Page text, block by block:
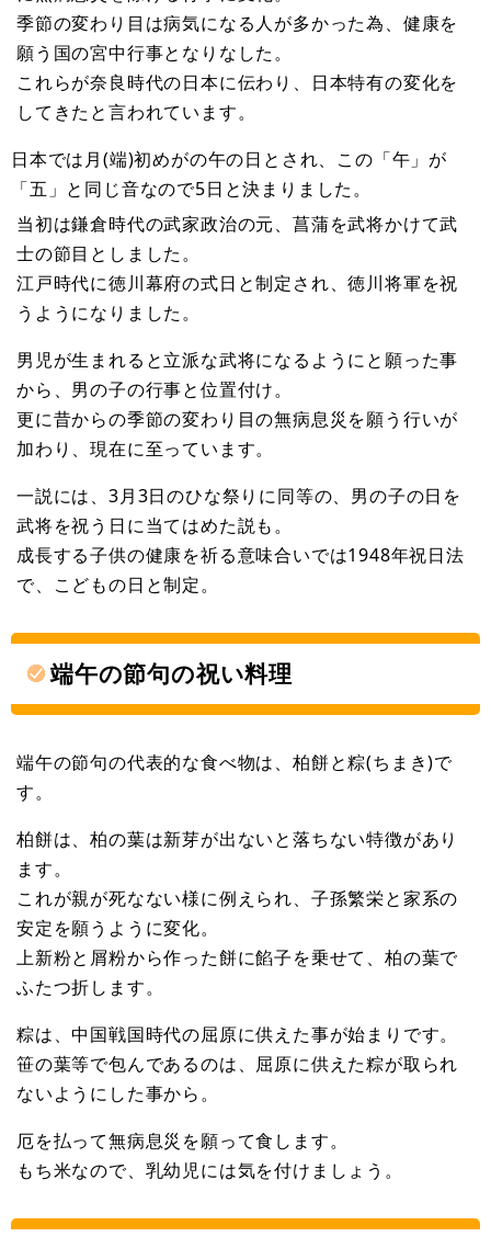
季節の変わり目は病気になる人が多かった為、健康を
願う国の宮中行事となりなした。
これらが奈良時代の日本に伝わり、日本特有の変化を
してきたと言われています。
日本では月(端)初めがの午の日とされ、この「午」が
「五」と同じ音なので5日と決まりました。
当初は鎌倉時代の武家政治の元、菖蒲を武将かけて武
士の節目としました。
江戸時代に徳川幕府の式日と制定され、徳川将軍を祝
うようになりました。
男児が生まれると立派な武将になるようにと願った事
から、男の子の行事と位置付け。
更に昔からの季節の変わり目の無病息災を願う行いが
加わり、現在に至っています。
一説には、3月3日のひな祭りに同等の、男の子の日を
武将を祝う日に当てはめた説も。
成長する子供の健康を祈る意味合いでは1948年祝日法
で、こどもの日と制定。
端午の節句の祝い料理
端午の節句の代表的な食べ物は、柏餅と粽(ちまき)で
す。
柏餅は、柏の葉は新芽が出ないと落ちない特徴があり
ます。
これが親が死なない様に例えられ、子孫繁栄と家系の
安定を願うように変化。
上新粉と屑粉から作った餅に餡子を乗せて、柏の葉で
ふたつ折します。
粽は、中国戦国時代の屈原に供えた事が始まりです。
笹の葉等で包んであるのは、屈原に供えた粽が取られ
ないようにした事から。
厄を払って無病息災を願って食します。
もち米なので、乳幼児には気を付けましょう。